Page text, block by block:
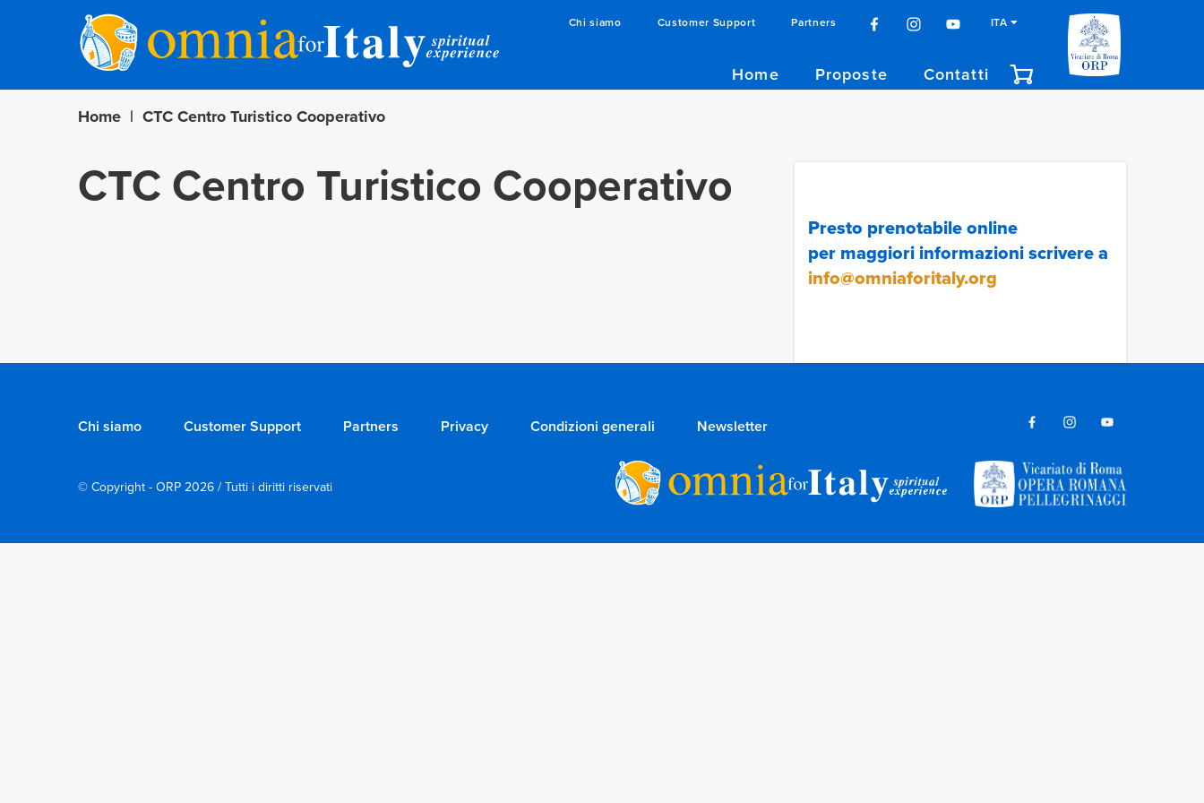
Chi siamo Customer Support Partners ITA
Home Proposte Contatti
Home | CTC Centro Turistico Cooperativo
CTC Centro Turistico Cooperativo
Presto prenotabile online
per maggiori informazioni scrivere a
info@omniaforitaly.org
Chi siamo Customer Support Partners Privacy Condizioni generali Newsletter
© Copyright - ORP 2026 / Tutti i diritti riservati